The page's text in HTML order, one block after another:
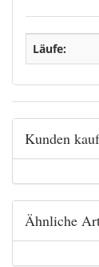
Läufe:
Kunden
Ähnliche